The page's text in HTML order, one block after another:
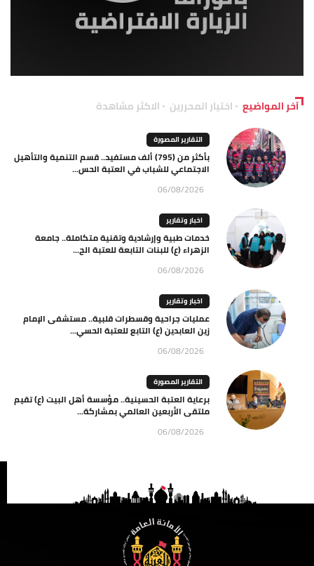
آخر المواضيع اختيار المحررين الاكثر مشاهدة
التقارير المصورة
بأكثر من (795) ألف مستفيد.. قسم التنمية والتأهيل
الاجتماعي للشباب في العتبة الحس...
06/08/2026
اخبار وتقارير
خدمات طبية وإرشادية وتقنية متكاملة.. جامعة
الزهراء (ع) للبنات التابعة للعتبة الح...
06/08/2026
اخبار وتقارير
عمليات جراحية وقسطرات قلبية.. مستشفى الإمام
زين العابدين (ع) التابع للعتبة الحسي...
06/08/2026
التقارير المصورة
برعاية العتبة الحسينية.. مؤسسة أهل البيت (ع) تقيم
ملتقى الأربعين العالمي بمشاركة...
06/08/2026